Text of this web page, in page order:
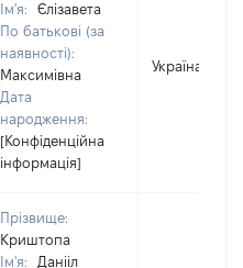
Ім'я:
Єлізавета
По батькові (за
наявності):
Максимівна
Дата
народження:
[Конфіденційна
інформація]
Україна
Прізвище:
Криштопа
Ім'я:
Данііл